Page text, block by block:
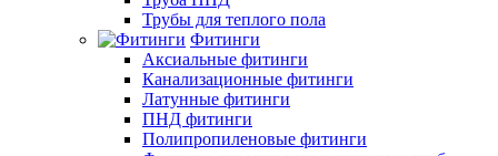
Трубы для теплого пола
Фитинги
Аксиальные фитинги
Канализационные фитинги
Латунные фитинги
ПНД фитинги
Полипропиленовые фитинги